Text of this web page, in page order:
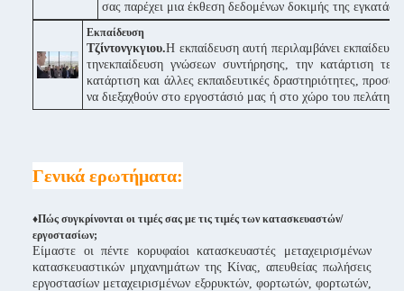
σας παρέχει μια έκθεση δεδομένων δοκιμής της
Εκπαίδευση
Τζίντονγκγιου.Η εκπαίδευση αυτή περιλαμβάνει
τηνεκπαίδευση γνώσεων συντήρησης, την κατάρτιση
κατάρτιση και άλλες εκπαιδευτικές δραστηριότητες,
να διεξαχθούν στο εργοστάσιό μας ή στο χώρο του πελάτη.
Γενικά ερωτήματα:
♦Πώς συγκρίνονται οι τιμές σας με τις τιμές των κατασκευαστών/
εργοστασίων;
Είμαστε οι πέντε κορυφαίοι κατασκευαστές μεταχειρισμένων
κατασκευαστικών μηχανημάτων της Κίνας, απευθείας πωλήσεις
εργοστασίων μεταχειρισμένων εξορυκτών, φορτωτών, φορτωτών,